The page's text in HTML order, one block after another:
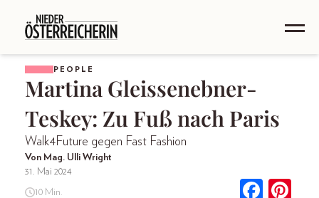
PEOPLE
Martina Gleissenebner-
Teskey: Zu Fuß nach Paris
Walk4Future gegen Fast Fashion
Von Mag. Ulli Wright
31. Mai 2024
10 Min.